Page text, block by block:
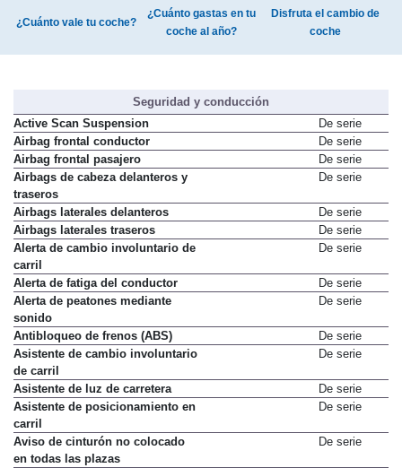
¿Cuánto vale tu coche?
¿Cuánto gastas en tu
coche al año?
Disfruta el cambio de
coche
Seguridad y conducción
Active Scan Suspension
De serie
Airbag frontal conductor
De serie
Airbag frontal pasajero
De serie
Airbags de cabeza delanteros y
traseros
De serie
Airbags laterales delanteros
De serie
Airbags laterales traseros
De serie
Alerta de cambio involuntario de
carril
De serie
Alerta de fatiga del conductor
De serie
Alerta de peatones mediante
sonido
De serie
Antibloqueo de frenos (ABS)
De serie
Asistente de cambio involuntario
de carril
De serie
Asistente de luz de carretera
De serie
Asistente de posicionamiento en
carril
De serie
Aviso de cinturón no colocado
en todas las plazas
De serie